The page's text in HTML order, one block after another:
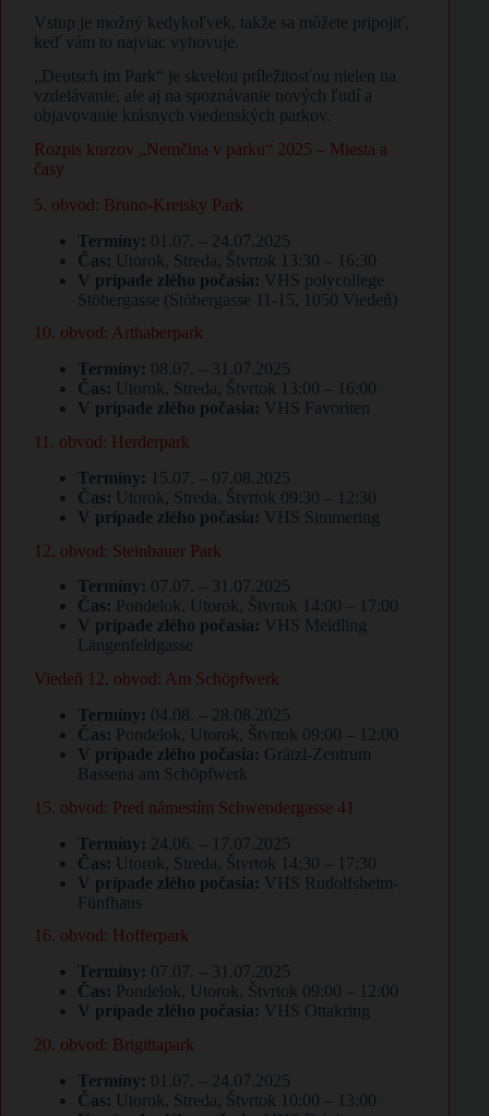
Vstup je možný kedykoľvek, takže sa môžete pripojiť,
keď vám to najviac vyhovuje.
„Deutsch im Park“ je skvelou príležitosťou nielen na
vzdelávanie, ale aj na spoznávanie nových ľudí a
objavovanie krásnych viedenských parkov.
Rozpis kurzov „Nemčina v parku“ 2025 – Miesta a
časy
5. obvod: Bruno-Kreisky Park
Termíny: 01.07. – 24.07.2025
Čas: Utorok, Streda, Štvrtok 13:30 – 16:30
V prípade zlého počasia: VHS polycollege
Stöbergasse (Stöbergasse 11-15, 1050 Viedeň)
10. obvod: Arthaberpark
Termíny: 08.07. – 31.07.2025
Čas: Utorok, Streda, Štvrtok 13:00 – 16:00
V prípade zlého počasia: VHS Favoriten
11. obvod: Herderpark
Termíny: 15.07. – 07.08.2025
Čas: Utorok, Streda, Štvrtok 09:30 – 12:30
V prípade zlého počasia: VHS Simmering
12. obvod: Steinbauer Park
Termíny: 07.07. – 31.07.2025
Čas: Pondelok, Utorok, Štvrtok 14:00 – 17:00
V prípade zlého počasia: VHS Meidling
Längenfeldgasse
Viedeň 12. obvod: Am Schöpfwerk
Termíny: 04.08. – 28.08.2025
Čas: Pondelok, Utorok, Štvrtok 09:00 – 12:00
V prípade zlého počasia: Grätzl-Zentrum
Bassena am Schöpfwerk
15. obvod: Pred námestím Schwendergasse 41
Termíny: 24.06. – 17.07.2025
Čas: Utorok, Streda, Štvrtok 14:30 – 17:30
V prípade zlého počasia: VHS Rudolfsheim-
Fünfhaus
16. obvod: Hofferpark
Termíny: 07.07. – 31.07.2025
Čas: Pondelok, Utorok, Štvrtok 09:00 – 12:00
V prípade zlého počasia: VHS Ottakring
20. obvod: Brigittapark
Termíny: 01.07. – 24.07.2025
Čas: Utorok, Streda, Štvrtok 10:00 – 13:00